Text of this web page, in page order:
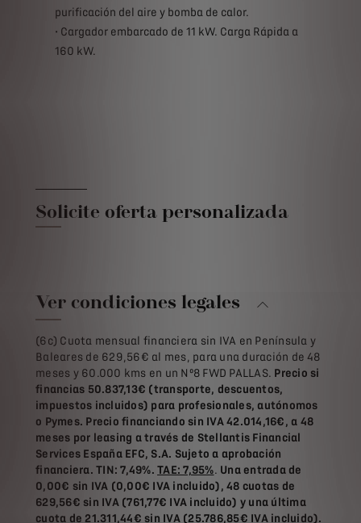
purificación del aire y bomba de calor.
• Cargador embarcado de 11 kW. Carga Rápida a
160 kW.
Solicite oferta personalizada
Ver condiciones legales
(6c) Cuota mensual financiera sin IVA en Península y
Baleares de 629,56€ al mes, para una duración de 48
meses y 60.000 kms en un Nº8 FWD PALLAS. Precio si
financias 50.837,13€ (transporte, descuentos,
impuestos incluidos) para profesionales, autónomos
o Pymes. Precio financiando sin IVA 42.014,16€, a 48
meses por leasing a través de Stellantis Financial
Services España EFC, S.A. Sujeto a aprobación
financiera. TIN: 7,49%. TAE: 7,95%. Una entrada de
0,00€ sin IVA (0,00€ IVA incluido), 48 cuotas de
629,56€ sin IVA (761,77€ IVA incluido) y una última
cuota de 21.311,44€ sin IVA (25.786,85€ IVA incluido).